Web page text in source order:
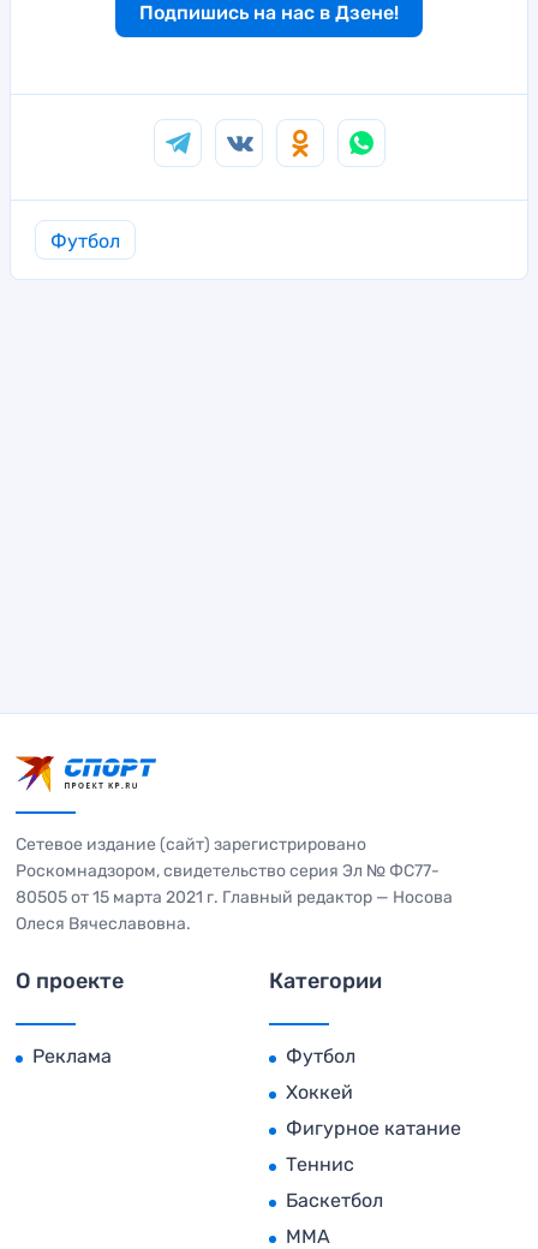
Подпишись на нас в Дзене!
Футбол
Сетевое издание (сайт) зарегистрировано
Роскомнадзором, свидетельство серия Эл № ФС77-
80505 от 15 марта 2021 г. Главный редактор — Носова
Олеся Вячеславовна.
О проекте
Реклама
Категории
Футбол
Хоккей
Фигурное катание
Теннис
Баскетбол
MMA